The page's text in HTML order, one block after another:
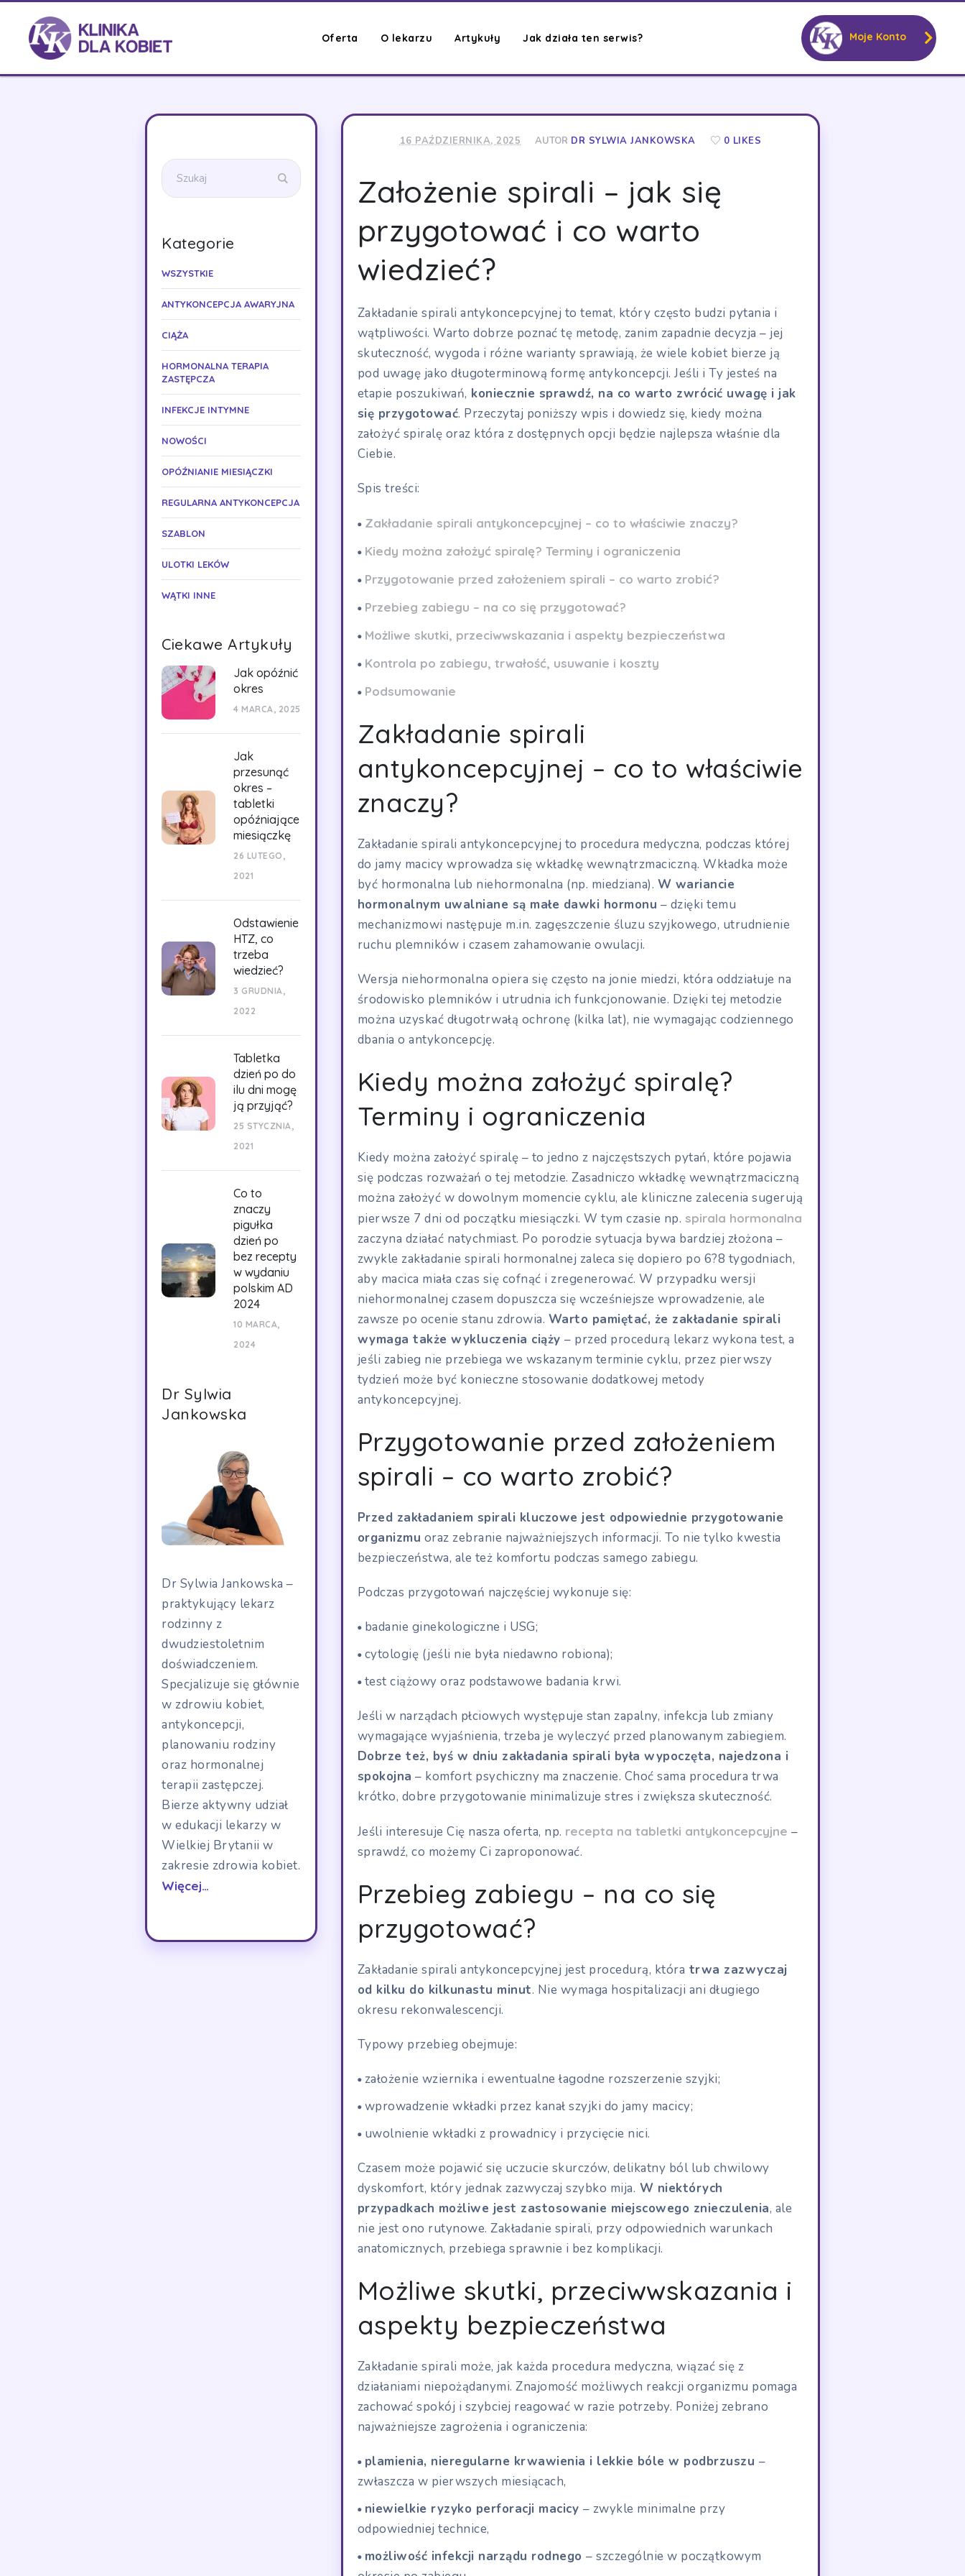
Moje Konto
Oferta O lekarzu Artykuły Jak działa ten serwis?
16 PAŹDZIERNIKA, 2025 AUTOR DR SYLWIA JANKOWSKA 0 LIKES
Założenie spirali – jak się
przygotować i co warto
wiedzieć?
Zakładanie spirali antykoncepcyjnej to temat, który często budzi pytania i
wątpliwości. Warto dobrze poznać tę metodę, zanim zapadnie decyzja – jej
skuteczność, wygoda i różne warianty sprawiają, że wiele kobiet bierze ją
pod uwagę jako długoterminową formę antykoncepcji. Jeśli i Ty jesteś na
etapie poszukiwań, koniecznie sprawdź, na co warto zwrócić uwagę i jak
się przygotować. Przeczytaj poniższy wpis i dowiedz się, kiedy można
założyć spiralę oraz która z dostępnych opcji będzie najlepsza właśnie dla
Ciebie.
Spis treści:
Zakładanie spirali antykoncepcyjnej – co to właściwie znaczy?
Kiedy można założyć spiralę? Terminy i ograniczenia
Przygotowanie przed założeniem spirali – co warto zrobić?
Przebieg zabiegu – na co się przygotować?
Możliwe skutki, przeciwwskazania i aspekty bezpieczeństwa
Kontrola po zabiegu, trwałość, usuwanie i koszty
Podsumowanie
Zakładanie spirali
antykoncepcyjnej – co to właściwie
znaczy?
Zakładanie spirali antykoncepcyjnej to procedura medyczna, podczas której
do jamy macicy wprowadza się wkładkę wewnątrzmaciczną. Wkładka może
być hormonalna lub niehormonalna (np. miedziana). W wariancie
hormonalnym uwalniane są małe dawki hormonu – dzięki temu
mechanizmowi następuje m.in. zagęszczenie śluzu szyjkowego, utrudnienie
ruchu plemników i czasem zahamowanie owulacji.
Wersja niehormonalna opiera się często na jonie miedzi, która oddziałuje na
środowisko plemników i utrudnia ich funkcjonowanie. Dzięki tej metodzie
można uzyskać długotrwałą ochronę (kilka lat), nie wymagając codziennego
dbania o antykoncepcję.
Kiedy można założyć spiralę?
Terminy i ograniczenia
Kiedy można założyć spiralę – to jedno z najczęstszych pytań, które pojawia
się podczas rozważań o tej metodzie. Zasadniczo wkładkę wewnątrzmaciczną
można założyć w dowolnym momencie cyklu, ale kliniczne zalecenia sugerują
pierwsze 7 dni od początku miesiączki. W tym czasie np. spirala hormonalna
zaczyna działać natychmiast. Po porodzie sytuacja bywa bardziej złożona –
zwykle zakładanie spirali hormonalnej zaleca się dopiero po 6?8 tygodniach,
aby macica miała czas się cofnąć i zregenerować. W przypadku wersji
niehormonalnej czasem dopuszcza się wcześniejsze wprowadzenie, ale
zawsze po ocenie stanu zdrowia. Warto pamiętać, że zakładanie spirali
wymaga także wykluczenia ciąży– przed procedurą lekarz wykona test, a
jeśli zabieg nie przebiega we wskazanym terminie cyklu, przez pierwszy
tydzień może być konieczne stosowanie dodatkowej metody
antykoncepcyjnej.
Przygotowanie przed założeniem
spirali – co warto zrobić?
Przed zakładaniem spirali kluczowe jest odpowiednie przygotowanie
organizmu oraz zebranie najważniejszych informacji. To nie tylko kwestia
bezpieczeństwa, ale też komfortu podczas samego zabiegu.
Podczas przygotowań najczęściej wykonuje się:
badanie ginekologiczne i USG;
cytologię (jeśli nie była niedawno robiona);
test ciążowy oraz podstawowe badania krwi.
Jeśli w narządach płciowych występuje stan zapalny, infekcja lub zmiany
wymagające wyjaśnienia, trzeba je wyleczyć przed planowanym zabiegiem.
Dobrze też, byś w dniu zakładania spirali była wypoczęta, najedzona i
spokojna – komfort psychiczny ma znaczenie. Choć sama procedura trwa
krótko, dobre przygotowanie minimalizuje stres i zwiększa skuteczność.
Jeśli interesuje Cię nasza oferta, np. recepta na tabletki antykoncepcyjne –
sprawdź, co możemy Ci zaproponować.
Przebieg zabiegu – na co się
przygotować?
Zakładanie spirali antykoncepcyjnej jest procedurą, która trwa zazwyczaj
od kilku do kilkunastu minut. Nie wymaga hospitalizacji ani długiego
okresu rekonwalescencji.
Typowy przebieg obejmuje:
założenie wziernika i ewentualne łagodne rozszerzenie szyjki;
wprowadzenie wkładki przez kanał szyjki do jamy macicy;
uwolnienie wkładki z prowadnicy i przycięcie nici.
Czasem może pojawić się uczucie skurczów, delikatny ból lub chwilowy
dyskomfort, który jednak zazwyczaj szybko mija. W niektórych
przypadkach możliwe jest zastosowanie miejscowego znieczulenia, ale
nie jest ono rutynowe. Zakładanie spirali, przy odpowiednich warunkach
anatomicznych, przebiega sprawnie i bez komplikacji.
Możliwe skutki, przeciwwskazania i
aspekty bezpieczeństwa
Zakładanie spirali może, jak każda procedura medyczna, wiązać się z
działaniami niepożądanymi. Znajomość możliwych reakcji organizmu pomaga
zachować spokój i szybciej reagować w razie potrzeby. Poniżej zebrano
najważniejsze zagrożenia i ograniczenia:
plamienia, nieregularne krwawienia i lekkie bóle w podbrzuszu –
zwłaszcza w pierwszych miesiącach,
niewielkie ryzyko perforacji macicy – zwykle minimalne przy
odpowiedniej technice,
możliwość infekcji narządu rodnego– szczególnie w początkowym
Kategorie
WSZYSTKIE
ANTYKONCEPCJA AWARYJNA
CIĄŻA
HORMONALNA TERAPIA
ZASTĘPCZA
INFEKCJE INTYMNE
NOWOŚCI
OPÓŹNIANIE MIESIĄCZKI
REGULARNA ANTYKONCEPCJA
SZABLON
ULOTKI LEKÓW
WĄTKI INNE
Ciekawe Artykuły
Jak opóźnić
okres
4 MARCA, 2025
Jak
przesunąć
okres –
tabletki
opóźniające
miesiączkę
26 LUTEGO,
2021
Odstawienie
HTZ, co
trzeba
wiedzieć?
3 GRUDNIA,
2022
Tabletka
dzień po do
ilu dni mogę
ją przyjąć?
25 STYCZNIA,
2021
Co to
znaczy
pigułka
dzień po
bez recepty
w wydaniu
polskim AD
2024
10 MARCA,
2024
Dr Sylwia
Jankowska
Dr Sylwia Jankowska –
praktykujący lekarz
rodzinny z
dwudziestoletnim
doświadczeniem.
Specjalizuje się głównie
w zdrowiu kobiet,
antykoncepcji,
planowaniu rodziny
oraz hormonalnej
terapii zastępczej.
Bierze aktywny udział
w edukacji lekarzy w
Wielkiej Brytanii w
zakresie zdrowia kobiet.
Więcej…